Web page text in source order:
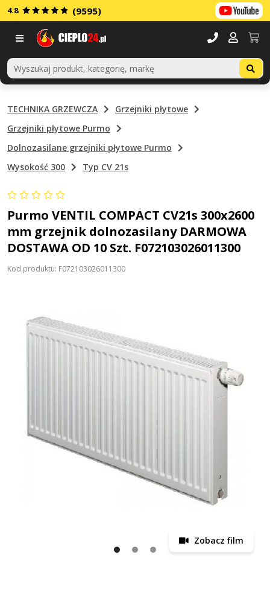
4.8 (9595)
TECHNIKA GRZEWCZA
Grzejniki płytowe
Grzejniki płytowe Purmo
Dolnozasilane grzejniki płytowe Purmo
Wysokość 300
Typ CV 21s
Purmo VENTIL COMPACT CV21s 300x2600
mm grzejnik dolnozasilany DARMOWA
DOSTAWA OD 10 Szt. F072103026011300
Kod produktu: F072103026011300
Zobacz film